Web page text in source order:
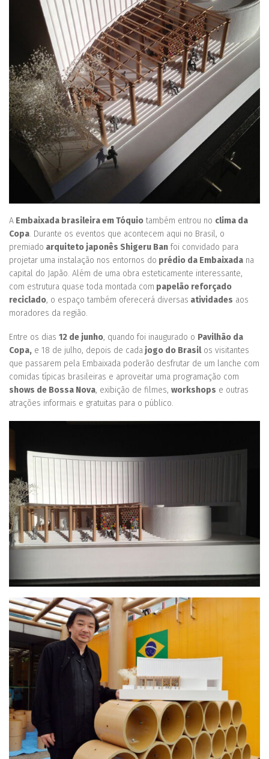
A Embaixada brasileira em Tóquio também entrou no clima da
Copa. Durante os eventos que acontecem aqui no Brasil, o
premiado arquiteto japonês Shigeru Ban foi convidado para
projetar uma instalação nos entornos do prédio da Embaixada na
capital do Japão. Além de uma obra esteticamente interessante,
com estrutura quase toda montada com papelão reforçado
reciclado, o espaço também oferecerá diversas atividades aos
moradores da região.
Entre os dias 12 de junho, quando foi inaugurado o Pavilhão da
Copa, e 18 de julho, depois de cada jogo do Brasilos visitantes
que passarem pela Embaixada poderão desfrutar de um lanche com
comidas típicas brasileiras e aproveitar uma programação com
shows de Bossa Nova, exibição de filmes, workshops e outras
atrações informais e gratuitas para o público.